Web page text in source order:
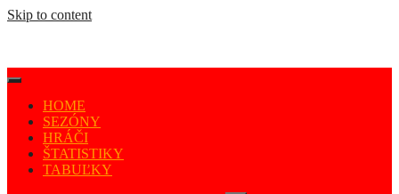
Skip to content
HOME
SEZÓNY
HRÁČI
ŠTATISTIKY
TABUĽKY